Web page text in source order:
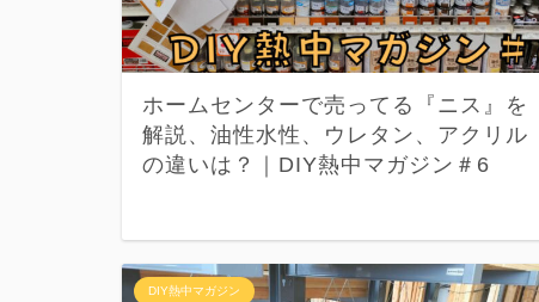
ホームセンターで売ってる『ニス』を
解説、油性水性、ウレタン、アクリル
の違いは？｜DIY熱中マガジン＃6
DIY熱中マガジン